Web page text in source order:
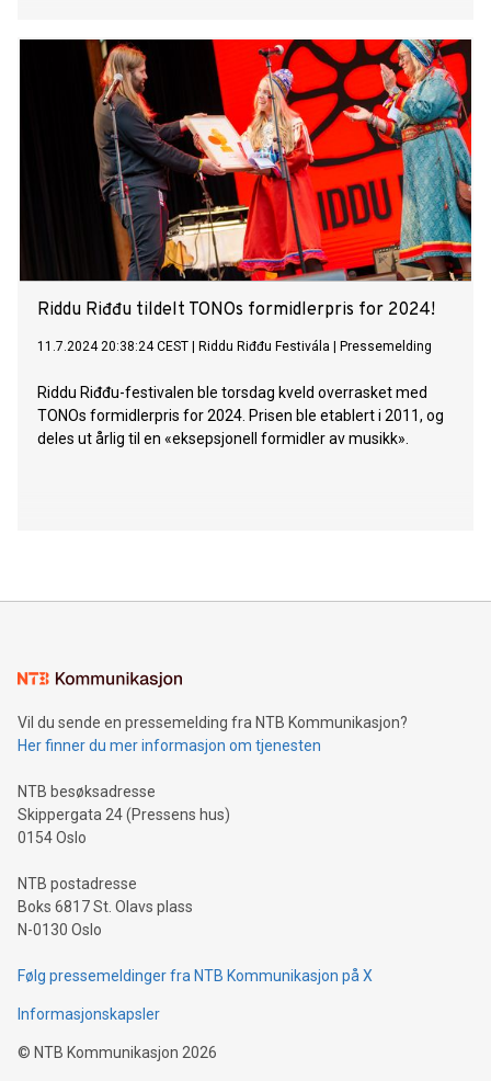
Riddu Riđđu tildelt TONOs formidlerpris for 2024!
11.7.2024 20:38:24 CEST Riddu Riđđu Festivála Pressemelding
Riddu Riđđu-festivalen ble torsdag kveld overrasket med
TONOs formidlerpris for 2024. Prisen ble etablert i 2011, og
deles ut årlig til en «eksepsjonell formidler av musikk».
Vil du sende en pressemelding fra NTB Kommunikasjon?
Her finner du mer informasjon om tjenesten
NTB besøksadresse
Skippergata 24 (Pressens hus)
0154 Oslo
NTB postadresse
Boks 6817 St. Olavs plass
N-0130 Oslo
Følg pressemeldinger fra NTB Kommunikasjon på X
Informasjonskapsler
© NTB Kommunikasjon 2026